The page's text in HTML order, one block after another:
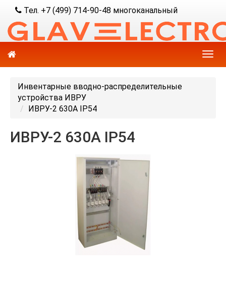
Тел. +7 (499) 714-90-48 многоканальный
Инвентарные вводно-распределительные
устройства ИВРУ
ИВРУ-2 630А IP54
ИВРУ-2 630А IP54